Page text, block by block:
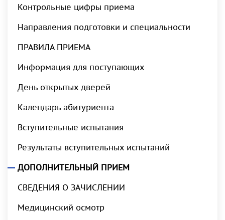
Контрольные цифры приема
Направления подготовки и специальности
ПРАВИЛА ПРИЕМА
Информация для поступающих
День открытых дверей
Календарь абитуриента
Вступительные испытания
Результаты вступительных испытаний
ДОПОЛНИТЕЛЬНЫЙ ПРИЕМ
СВЕДЕНИЯ О ЗАЧИСЛЕНИИ
Медицинский осмотр